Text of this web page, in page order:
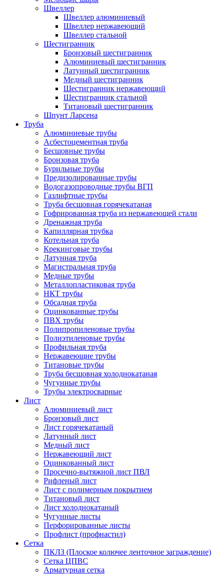
Швеллер
Швеллер алюминиевый
Швеллер нержавеющий
Швеллер стальной
Шестигранник
Бронзовый шестигранник
Алюминиевый шестигранник
Латунный шестигранник
Медный шестигранник
Шестигранник нержавеющий
Шестигранник стальной
Титановый шестигранник
Шпунт Ларсена
Труба
Алюминиевые трубы
Асбестоцементная труба
Бесшовные трубы
Бронзовая труба
Бурильные трубы
Предизолированные трубы
Водогазопроводные трубы ВГП
Газлифтные трубы
Труба бесшовная горячекатаная
Гофрированная труба из нержавеющей стали
Дренажная труба
Капиллярная трубка
Котельная труба
Крекинговые трубы
Латунная труба
Магистральная труба
Медные трубы
Металлопластиковая труба
НКТ трубы
Обсадная труба
Оцинкованные трубы
ПВХ трубы
Полипропиленовые трубы
Полиэтиленовые трубы
Профильная труба
Нержавеющие трубы
Титановые трубы
Труба бесшовная холоднокатаная
Чугунные трубы
Трубы электросварные
Лист
Алюминиевый лист
Бронзовый лист
Лист горячекатаный
Латунный лист
Медный лист
Нержавеющий лист
Оцинкованный лист
Просечно-вытяжной лист ПВЛ
Рифленый лист
Лист с полимерным покрытием
Титановый лист
Лист холоднокатаный
Чугунные листы
Перфорированные листы
Профлист (профнастил)
Сетка
ПКЛЗ (Плоское колючее ленточное заграждение)
Сетка ЦПВС
Арматурная сетка